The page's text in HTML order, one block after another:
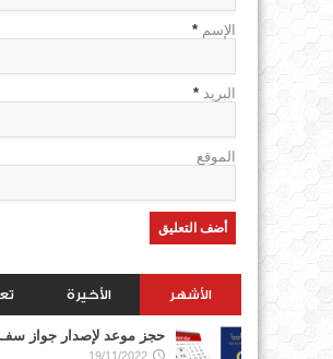
الإسم *
البريد *
الموقع
الأشهر الأخيرة
حجز موعد لإصدار جواز
19/11/2022